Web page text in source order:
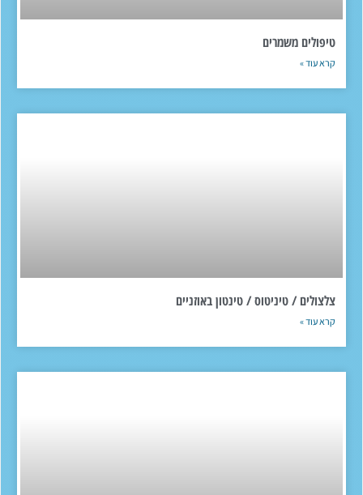
טיפולים משמרים
קרא עוד »
צלצולים / טיניטוס / טינטון באוזניים
קרא עוד »